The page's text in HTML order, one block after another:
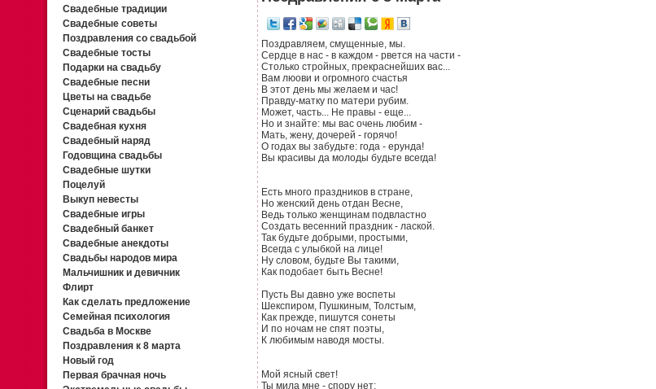
Свадебные традиции
Свадебные советы
Поздравления со свадьбой
Свадебные тосты
Подарки на свадьбу
Свадебные песни
Цветы на свадьбе
Сценарий свадьбы
Свадебная кухня
Свадебный наряд
Годовщина свадьбы
Свадебные шутки
Поцелуй
Выкуп невесты
Свадебные игры
Свадебный банкет
Свадебные анекдоты
Свадьбы народов мира
Мальчишник и девичник
Флирт
Как сделать предложение
Семейная психология
Свадьба в Москве
Поздравления к 8 марта
Новый год
Первая брачная ночь
Поздравляем, смущенные, мы.
Сердце в нас - в каждом - рвется на части -
Столько стройных, прекраснейших вас...
Вам люови и огромного счастья
В этот день мы желаем и час!
Правду-матку по матери рубим.
Может, часть... Не правы - еще...
Но и знайте: мы вас очень любим -
Мать, жену, дочерей - горячо!
О годах вы забудьте: года - ерунда!
Вы красивы да молоды будьте всегда!
Есть много праздников в стране,
Но женский день отдан Весне,
Ведь только женщинам подвластно
Создать весенний праздник - лаской.
Так будьте добрыми, простыми,
Всегда с улыбкой на лице!
Ну словом, будьте Вы такими,
Как подобает быть Весне!
Пусть Вы давно уже воспеты
Шекспиром, Пушкиным, Толстым,
Как прежде, пишутся сонеты
И по ночам не спят поэты,
К любимым наводя мосты.
Мой ясный свет!
Ты мила мне - спору нет;